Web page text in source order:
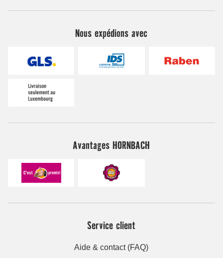
Nous expédions avec
Avantages HORNBACH
Service client
Aide & contact (FAQ)